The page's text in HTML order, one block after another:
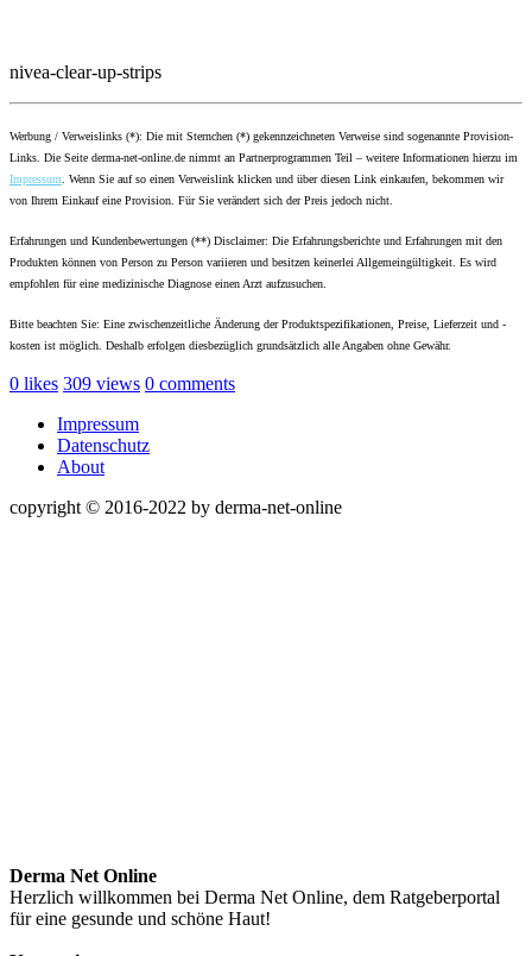
nivea-clear-up-strips
Werbung / Verweislinks (*): Die mit Sternchen (*) gekennzeichneten Verweise sind sogenannte Provision-
Links. Die Seite derma-net-online.de nimmt an Partnerprogrammen Teil – weitere Informationen hierzu im
Impressum. Wenn Sie auf so einen Verweislink klicken und über diesen Link einkaufen, bekommen wir
von Ihrem Einkauf eine Provision. Für Sie verändert sich der Preis jedoch nicht.
Erfahrungen und Kundenbewertungen (**) Disclaimer: Die Erfahrungsberichte und Erfahrungen mit den
Produkten können von Person zu Person variieren und besitzen keinerlei Allgemeingültigkeit. Es wird
empfohlen für eine medizinische Diagnose einen Arzt aufzusuchen.
Bitte beachten Sie: Eine zwischenzeitliche Änderung der Produktspezifikationen, Preise, Lieferzeit und -
kosten ist möglich. Deshalb erfolgen diesbezüglich grundsätzlich alle Angaben ohne Gewähr.
0 likes 309 views 0 comments
Impressum
Datenschutz
About
copyright © 2016-2022 by derma-net-online
Derma Net Online
Herzlich willkommen bei Derma Net Online, dem Ratgeberportal
für eine gesunde und schöne Haut!